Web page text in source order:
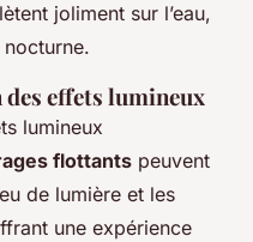
joliment sur l’eau,
nocturne.
effets lumineux
lumineux
flottants peuvent
de lumière et les
une expérience